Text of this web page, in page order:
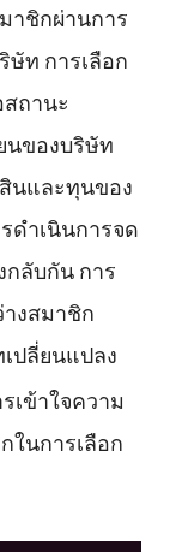
าชิกผ่านการ
ท การเลือก
ถานะ
นของบริษัท
นและทุนของ
ดำเนินการจด
กลับกัน การ
งสมาชิก
ปลี่ยนแปลง
เข้าใจความ
นการเลือก